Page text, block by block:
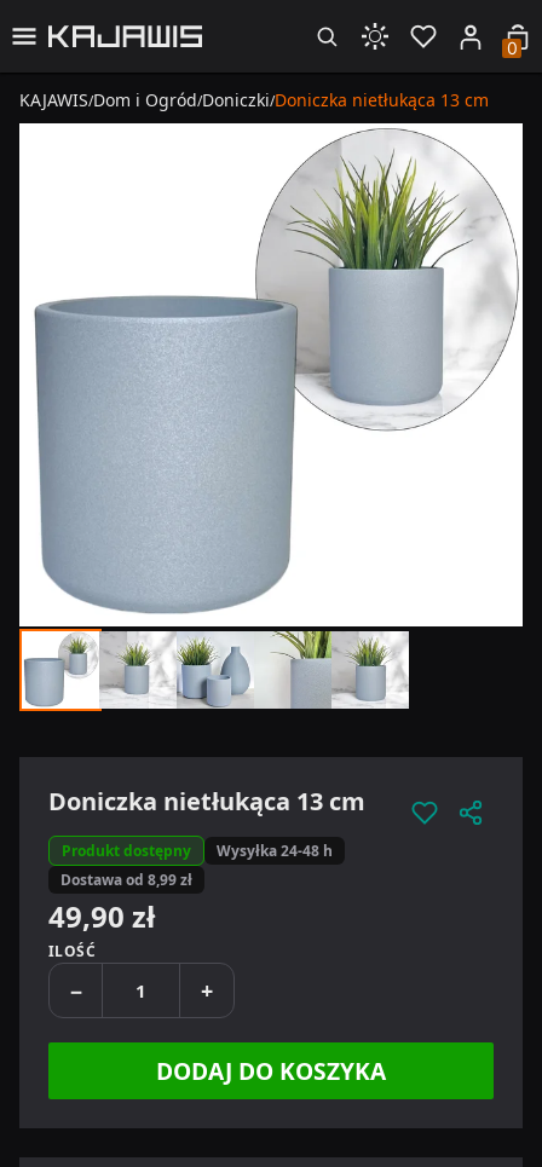
0
KAJAWIS/Dom i Ogród/Doniczki/Doniczka nietłukąca 13 cm
Doniczka nietłukąca 13 cm
Produkt dostępny
Wysyłka 24-48 h
Dostawa od 8,99 zł
49,90 zł
ILOŚĆ
− +
DODAJ DO KOSZYKA